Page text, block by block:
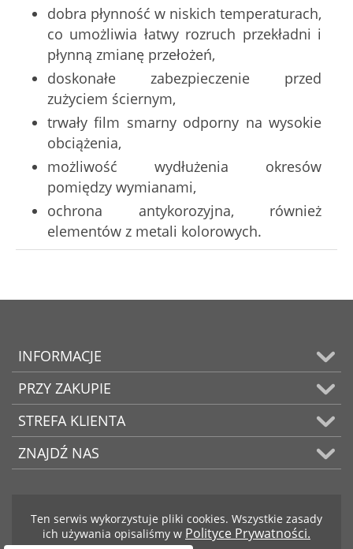
dobra płynność w niskich temperaturach,
co umożliwia łatwy rozruch przekładni i
płynną zmianę przełożeń,
doskonałe zabezpieczenie przed
zużyciem ściernym,
trwały film smarny odporny na wysokie
obciążenia,
możliwość wydłużenia okresów
pomiędzy wymianami,
ochrona antykorozyjna, również
elementów z metali kolorowych.
INFORMACJE
PRZY ZAKUPIE
STREFA KLIENTA
ZNAJDŹ NAS
Ten serwis wykorzystuje pliki cookies. Wszystkie zasady
ich używania opisaliśmy w Polityce Prywatności.